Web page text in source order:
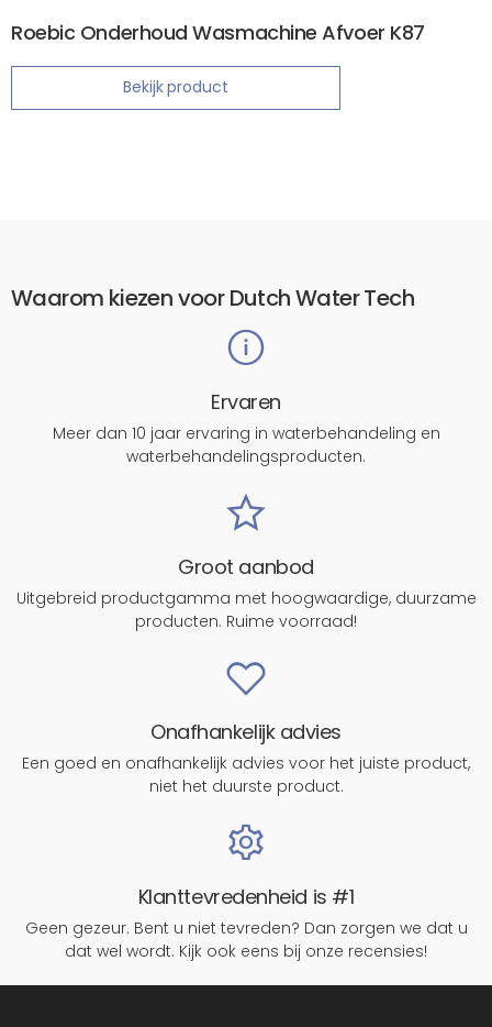
Roebic Onderhoud Wasmachine Afvoer K87
Bekijk product
Waarom kiezen voor Dutch Water Tech
Ervaren
Meer dan 10 jaar ervaring in waterbehandeling en
waterbehandelingsproducten.
Groot aanbod
Uitgebreid productgamma met hoogwaardige, duurzame
producten. Ruime voorraad!
Onafhankelijk advies
Een goed en onafhankelijk advies voor het juiste product,
niet het duurste product.
Klanttevredenheid is #1
Geen gezeur. Bent u niet tevreden? Dan zorgen we dat u
dat wel wordt. Kijk ook eens bij onze recensies!